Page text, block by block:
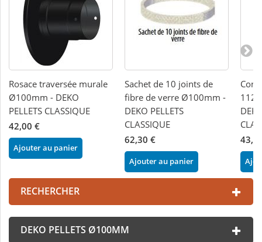
Rosace traversée murale
Ø100mm - DEKO
PELLETS CLASSIQUE
42,00 €
Ajouter au panier
Sachet de 10 joints de
fibre de verre Ø100mm -
DEKO PELLETS
CLASSIQUE
62,30 €
Ajouter au panier
RECHERCHER
DEKO PELLETS Ø100MM